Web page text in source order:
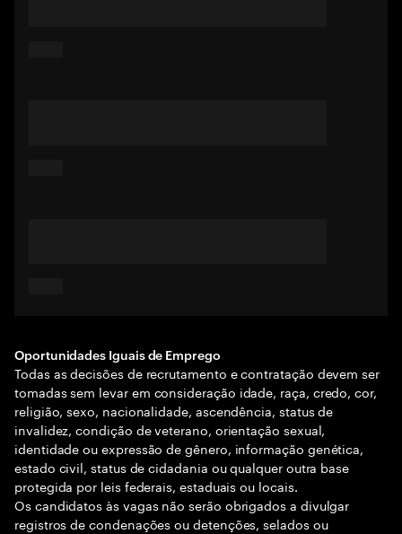
Oportunidades Iguais de Emprego
Todas as decisões de recrutamento e contratação devem ser
tomadas sem levar em consideração idade, raça, credo, cor,
religião, sexo, nacionalidade, ascendência, status de
invalidez, condição de veterano, orientação sexual,
identidade ou expressão de gênero, informação genética,
estado civil, status de cidadania ou qualquer outra base
protegida por leis federais, estaduais ou locais.
Os candidatos às vagas não serão obrigados a divulgar
registros de condenações ou detenções, selados ou